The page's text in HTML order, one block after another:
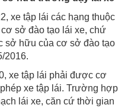
xe tập lái các hạng thuộc
sở đào tạo lái xe, chứ
sở hữu của cơ sở đào tạo
2016.
xe tập lái phải được cơ
xe tập lái. Trường hợp
lái xe, căn cứ thời gian